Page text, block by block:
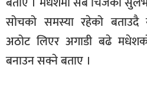
सोचको समस्या रहेको बताउदै
अठोट लिएर अगाडी बढे मधेशको
बनाउन सक्ने बताए ।